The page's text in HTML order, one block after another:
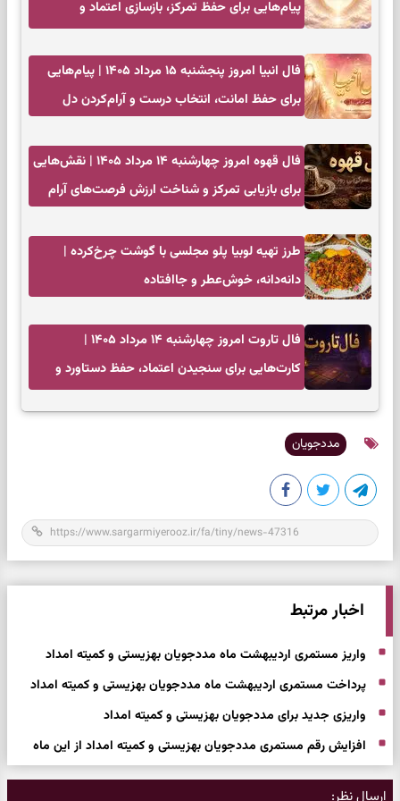
پیام‌هایی برای حفظ تمرکز، بازسازی اعتماد و
فال انبیا امروز پنجشنبه ۱۵ مرداد ۱۴۰۵ | پیام‌هایی
برای حفظ امانت، انتخاب درست و آرام‌کردن دل
فال قهوه امروز چهارشنبه ۱۴ مرداد ۱۴۰۵ | نقش‌هایی
برای بازیابی تمرکز و شناخت ارزش فرصت‌های آرام
طرز تهیه لوبیا پلو مجلسی با گوشت چرخ‌کرده |
دانه‌دانه، خوش‌عطر و جاافتاده
فال تاروت امروز چهارشنبه ۱۴ مرداد ۱۴۰۵ |
کارت‌هایی برای سنجیدن اعتماد، حفظ دستاورد و
مددجویان
اخبار مرتبط
واریز مستمری اردیبهشت ماه مددجویان بهزیستی و کمیته امداد
پرداخت مستمری اردیبهشت ماه مددجویان بهزیستی و کمیته امداد
واریزی جدید برای مددجویان بهزیستی و کمیته امداد
افزایش رقم مستمری مددجویان بهزیستی و کمیته امداد از این ماه